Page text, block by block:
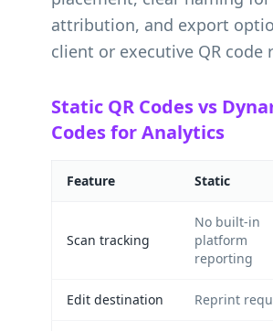
attribution, and export
client or executive QR code
Static QR Codes vs
Codes for Analytics
Feature Static
Scan tracking
No built-in
platform
reporting
Edit destination Reprint